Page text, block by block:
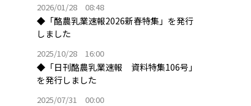
2026/01/28 08:48
◆「酪農乳業速報2026新春特集」を発行
しました
2025/10/28 16:00
◆「日刊酪農乳業速報 資料特集106号」
を発行しました
2025/07/31 00:00